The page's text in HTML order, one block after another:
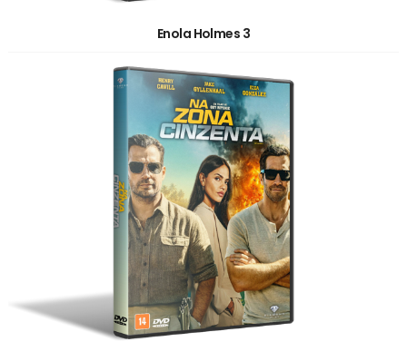
Enola Holmes 3